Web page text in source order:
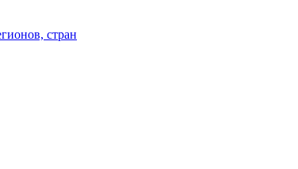
стран